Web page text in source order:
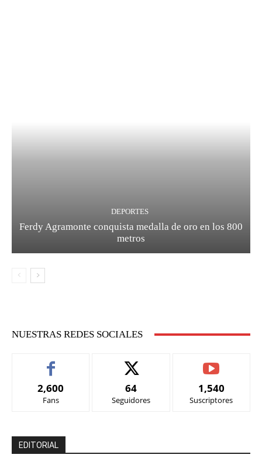
DEPORTES
Ferdy Agramonte conquista medalla de oro en los 800
metros
NUESTRAS REDES SOCIALES
2,600
Fans
64
Seguidores
1,540
Suscriptores
EDITORIAL